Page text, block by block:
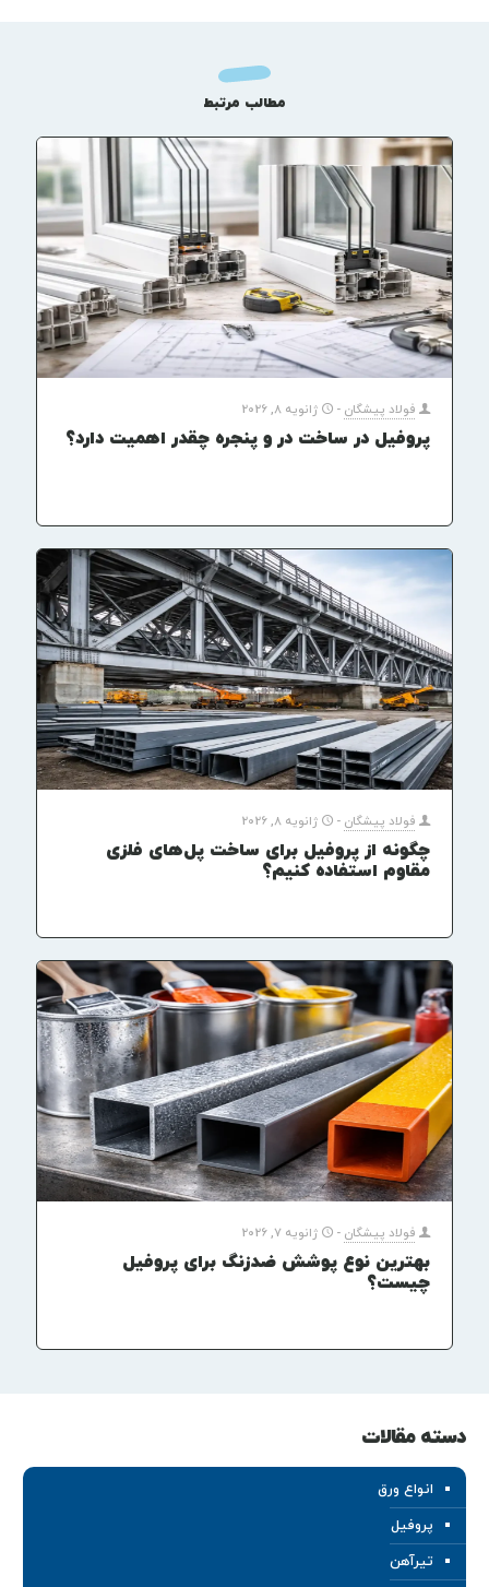
مطالب مرتبط
فولاد پیشگان - ژانویه 8, 2026
پروفیل در ساخت در و پنجره چقدر اهمیت دارد؟
فولاد پیشگان - ژانویه 8, 2026
چگونه از پروفیل برای ساخت پل‌های فلزی
مقاوم استفاده کنیم؟
فولاد پیشگان - ژانویه 7, 2026
بهترین نوع پوشش ضدزنگ برای پروفیل
چیست؟
دسته مقالات
انواع ورق
پروفیل
تیرآهن